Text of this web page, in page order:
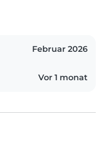
Februar 2026
Vor 1 monat